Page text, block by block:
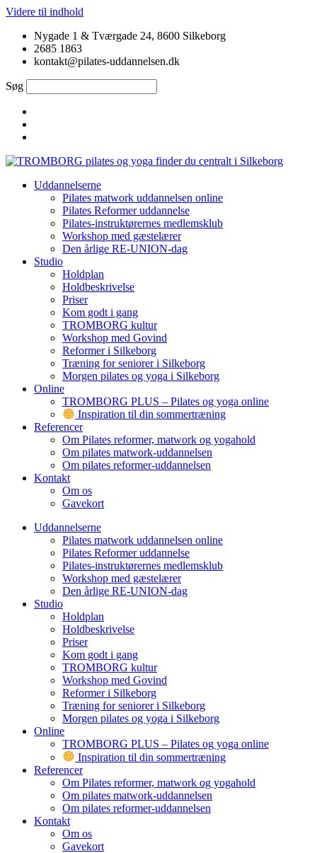
Videre til indhold
Nygade 1 & Tværgade 24, 8600 Silkeborg
2685 1863
kontakt@pilates-uddannelsen.dk
Søg
Uddannelserne
Pilates matwork uddannelsen online
Pilates Reformer uddannelse
Pilates-instruktørernes medlemsklub
Workshop med gæstelærer
Den årlige RE-UNION-dag
Studio
Holdplan
Holdbeskrivelse
Priser
Kom godt i gang
TROMBORG kultur
Workshop med Govind
Reformer i Silkeborg
Træning for seniorer i Silkeborg
Morgen pilates og yoga i Silkeborg
Online
TROMBORG PLUS – Pilates og yoga online
Inspiration til din sommertræning
Referencer
Om Pilates reformer, matwork og yogahold
Om pilates matwork-uddannelsen
Om pilates reformer-uddannelsen
Kontakt
Om os
Gavekort
Uddannelserne
Pilates matwork uddannelsen online
Pilates Reformer uddannelse
Pilates-instruktørernes medlemsklub
Workshop med gæstelærer
Den årlige RE-UNION-dag
Studio
Holdplan
Holdbeskrivelse
Priser
Kom godt i gang
TROMBORG kultur
Workshop med Govind
Reformer i Silkeborg
Træning for seniorer i Silkeborg
Morgen pilates og yoga i Silkeborg
Online
TROMBORG PLUS – Pilates og yoga online
Inspiration til din sommertræning
Referencer
Om Pilates reformer, matwork og yogahold
Om pilates matwork-uddannelsen
Om pilates reformer-uddannelsen
Kontakt
Om os
Gavekort